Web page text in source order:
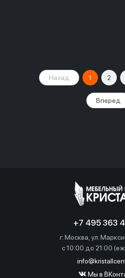
Назад 1 2
Вперед
+7 495 363
г. Москва, ул.
c 10:00 до 21:00
Мы в